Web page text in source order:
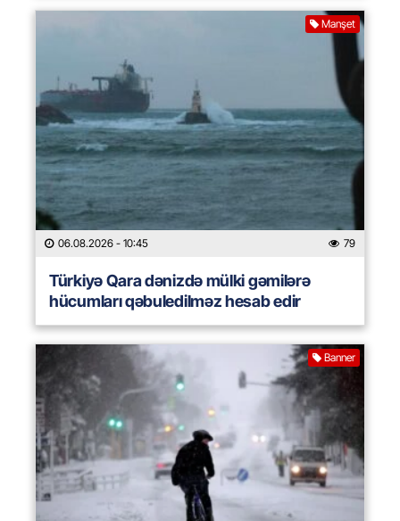
Manşet
06.08.2026 - 10:45 79
Türkiyə Qara dənizdə mülki gəmilərə
hücumları qəbuledilməz hesab edir
Banner